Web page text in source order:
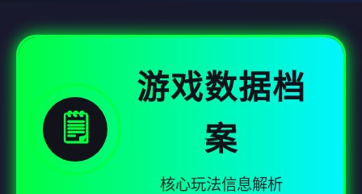
🗒️
游戏数据档
案
核心玩法信息解析